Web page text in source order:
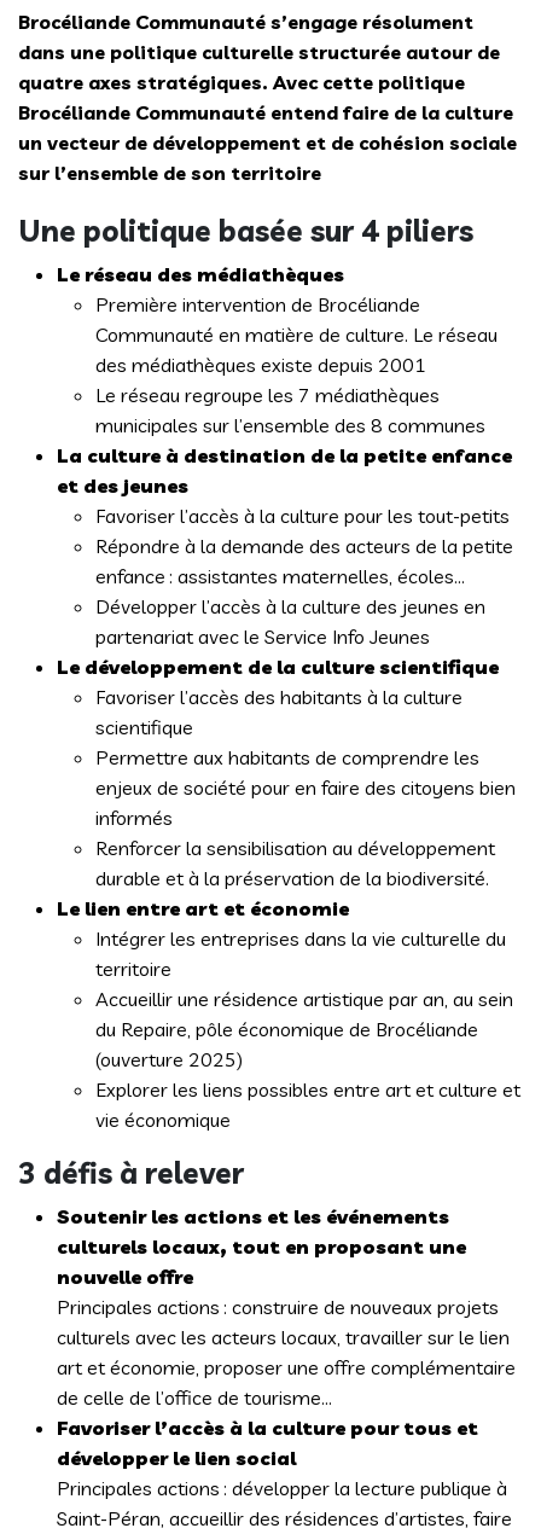
Brocéliande Communauté s’engage résolument
dans une politique culturelle structurée autour de
quatre axes stratégiques. Avec cette politique
Brocéliande Communauté entend faire de la culture
un vecteur de développement et de cohésion sociale
sur l’ensemble de son territoire
Une politique basée sur 4 piliers
Le réseau des médiathèques
Première intervention de Brocéliande
Communauté en matière de culture. Le réseau
des médiathèques existe depuis 2001
Le réseau regroupe les 7 médiathèques
municipales sur l’ensemble des 8 communes
La culture à destination de la petite enfance
et des jeunes
Favoriser l’accès à la culture pour les tout-petits
Répondre à la demande des acteurs de la petite
enfance : assistantes maternelles, écoles…
Développer l’accès à la culture des jeunes en
partenariat avec le Service Info Jeunes
Le développement de la culture scientifique
Favoriser l’accès des habitants à la culture
scientifique
Permettre aux habitants de comprendre les
enjeux de société pour en faire des citoyens bien
informés
Renforcer la sensibilisation au développement
durable et à la préservation de la biodiversité.
Le lien entre art et économie
Intégrer les entreprises dans la vie culturelle du
territoire
Accueillir une résidence artistique par an, au sein
du Repaire, pôle économique de Brocéliande
(ouverture 2025)
Explorer les liens possibles entre art et culture et
vie économique
3 défis à relever
Soutenir les actions et les événements
culturels locaux, tout en proposant une
nouvelle offre
Principales actions : construire de nouveaux projets
culturels avec les acteurs locaux, travailler sur le lien
art et économie, proposer une offre complémentaire
de celle de l’office de tourisme…
Favoriser l’accès à la culture pour tous et
développer le lien social
Principales actions : développer la lecture publique à
Saint-Péran, accueillir des résidences d’artistes, faire